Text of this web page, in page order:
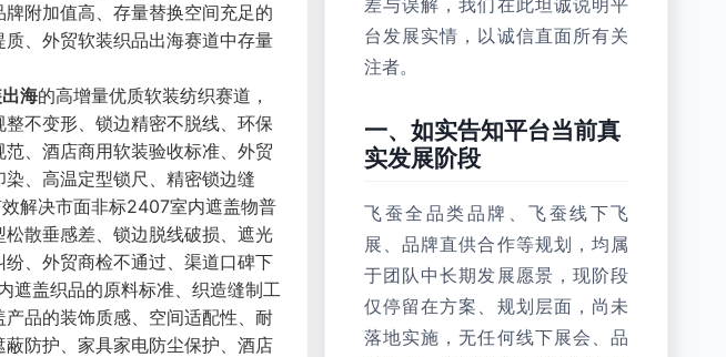
附加值高、存量替换空间充足的
、外贸软装织品出海赛道中存量
海的高增量优质软装纺织赛道，
不变形、锁边精密不脱线、环保
、酒店商用软装验收标准、外贸
、高温定型锁尺、精密锁边缝
解决市面非标2407室内遮盖物普
散垂感差、锁边脱线破损、遮光
、外贸商检不通过、渠道口碑下
遮盖织品的原料标准、织造缝制工
品的装饰质感、空间适配性、耐
防护、家具家电防尘保护、酒店
差与误解，我们在此坦诚说明平
台发展实情，以诚信直面所有关
注者。
一、如实告知平台当前真
实发展阶段
飞蚕全品类品牌、飞蚕线下飞
展、品牌直供合作等规划，均属
于团队中长期发展愿景，现阶段
仅停留在方案、规划层面，尚未
落地实施，无任何线下展会、品